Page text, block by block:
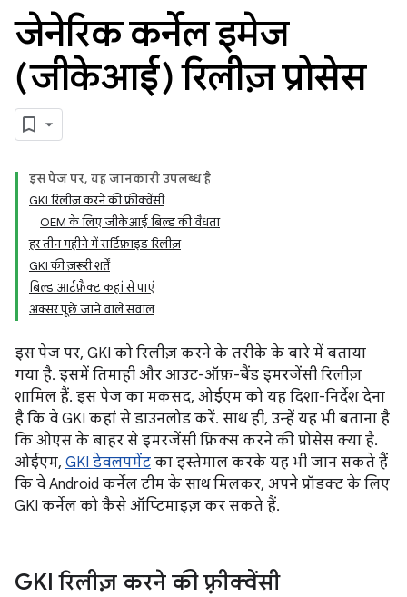
जेनेरिक कर्नेल इमेज
(जीकेआई) रिलीज़ प्रोसेस
इस पेज पर, यह जानकारी उपलब्ध है
GKI रिलीज़ करने की फ़्रीक्वेंसी
OEM के लिए जीकेआई बिल्ड की वैधता
हर तीन महीने में सर्टिफ़ाइड रिलीज़
GKI की ज़रूरी शर्तें
बिल्ड आर्टफ़ैक्ट कहां से पाएं
अक्सर पूछे जाने वाले सवाल
इस पेज पर, GKI को रिलीज़ करने के तरीके के बारे में बताया
गया है. इसमें तिमाही और आउट-ऑफ़-बैंड इमरजेंसी रिलीज़
शामिल हैं. इस पेज का मकसद, ओईएम को यह दिशा-निर्देश देना
है कि वे GKI कहां से डाउनलोड करें. साथ ही, उन्हें यह भी बताना है
कि ओएस के बाहर से इमरजेंसी फ़िक्स करने की प्रोसेस क्या है.
ओईएम, GKI डेवलपमेंट का इस्तेमाल करके यह भी जान सकते हैं
कि वे Android कर्नेल टीम के साथ मिलकर, अपने प्रॉडक्ट के लिए
GKI कर्नेल को कैसे ऑप्टिमाइज़ कर सकते हैं.
GKI रिलीज़ करने की फ़्रीक्वेंसी